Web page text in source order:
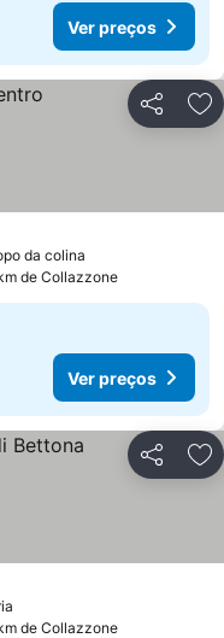
Ver preços
Partilhar
da colina
de Collazzone
Ver preços
Partilhar
de Collazzone